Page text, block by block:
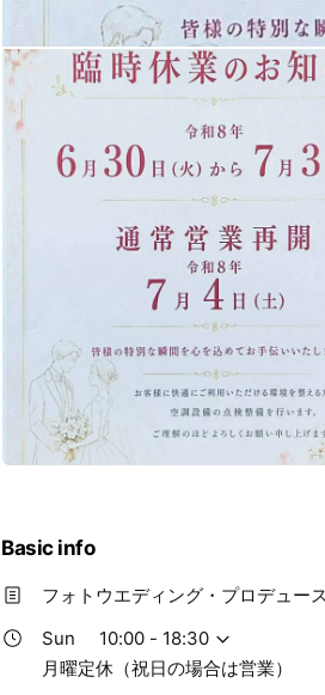
Basic info
フォトウエディング・プロデュー
Sun
10:00 - 18:30
月曜定休（祝日の場合は営業）